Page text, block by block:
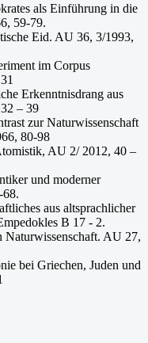
als Einführung in die
59-79.
Eid. AU 36, 3/1993,
im Corpus
Erkenntnisdrang aus
– 39
zur Naturwissenschaft
80-98
AU 2/ 2012, 40 –
und moderner
aus altsprachlicher
B 17 - 2.
Naturwissenschaft. AU 27,
bei Griechen, Juden und